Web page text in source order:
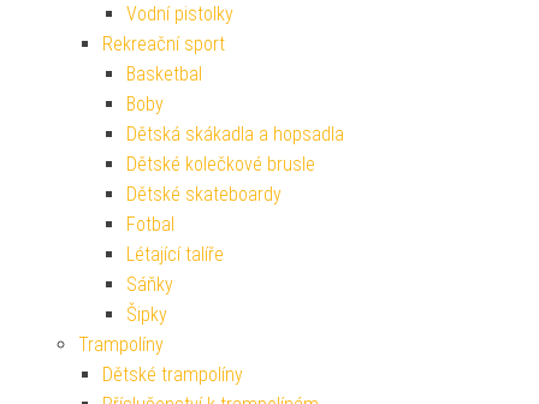
Vodní pistolky
Rekreační sport
Basketbal
Boby
Dětská skákadla a hopsadla
Dětské kolečkové brusle
Dětské skateboardy
Fotbal
Létající talíře
Sáňky
Šipky
Trampolíny
Dětské trampolíny